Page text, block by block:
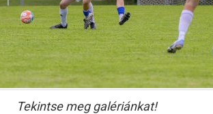
Tekintse meg galériánkat!